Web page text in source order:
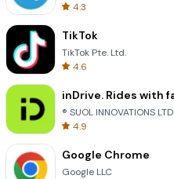
4.3
TikTok
TikTok Pte. Ltd.
4.6
® SUOL INNOVATIONS LTD
4.9
Google Chrome
Google LLC